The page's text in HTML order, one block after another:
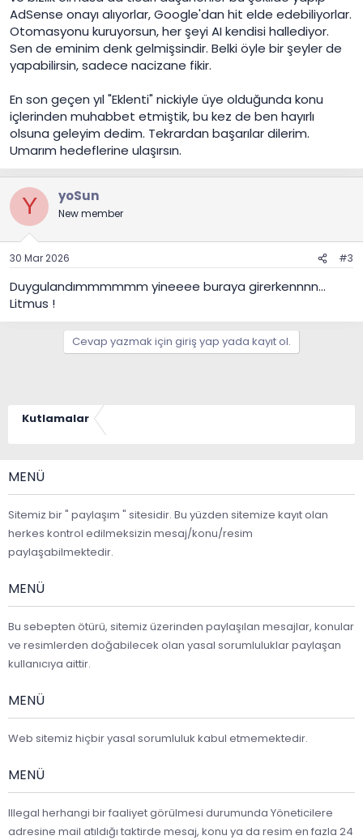
AdSense onayı alıyorlar, Google'dan hit elde edebiliyorlar.
Otomasyonu kuruyorsun, her şeyi AI kendisi hallediyor.
Sen de eminim denk gelmişsindir. Belki öyle bir şeyler de
yapabilirsin, sadece nacizane fikir.
En son geçen yıl "Eklenti" nickiyle üye olduğunda konu
içlerinden muhabbet etmiştik, bu kez de ben hayırlı
olsuna geleyim dedim. Tekrardan başarılar dilerim.
Umarım hedeflerine ulaşırsın.
Y yoSun
New member
30 Mar 2026 #3
Duygulandımmmmmm yineeee buraya girerkennnn...
Litmus !
Cevap yazmak için giriş yap yada kayıt ol.
Kutlamalar
MENÜ
Sitemiz bir " paylaşım " sitesidir. Bu yüzden sitemize kayıt olan
herkes kontrol edilmeksizin mesaj/konu/resim
paylaşabilmektedir.
MENÜ
Bu sebepten ötürü, sitemiz üzerinden paylaşılan mesajlar, konular
ve resimlerden doğabilecek olan yasal sorumluluklar paylaşan
kullanıcıya aittir.
MENÜ
Web sitemiz hiçbir yasal sorumluluk kabul etmemektedir.
MENÜ
Illegal herhangi bir faaliyet görülmesi durumunda Yöneticilere
adresine mail atıldığı taktirde mesaj, konu ya da resim en fazla 24